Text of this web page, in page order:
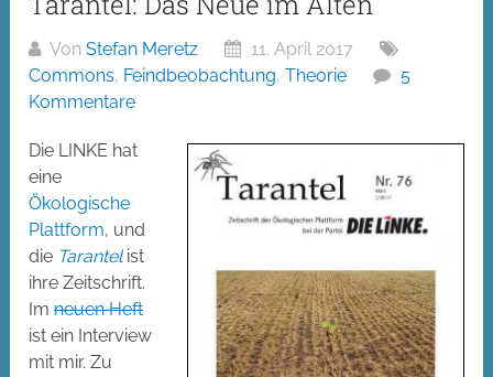
VonStefan Meretz
11. April 2017
Commons, Feindbeobachtung,Theorie
5
Kommentare
Die LINKE hat
eine
Ökologische
Plattform, und
die Tarantelist
ihre Zeitschrift.
Imneuen Heft
ist ein Interview
mit mir. Zu